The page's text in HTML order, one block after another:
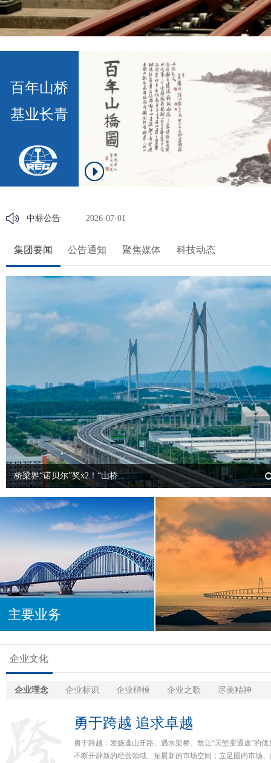
百年山桥
基业长青
中标公告 2026-07-01
关于长深高速公路LHK-GJG1标农... 2026-05-23
常泰过江通道工程项目CT-A6标段... 2026-04-14
招标公告 2026-03-13
2026-03-13
招标公告 2026-01-30
中标结果公示 2026-07-06
集团要闻 公告通知 聚焦媒体 科技动态
桥梁界“诺贝尔”奖x2！“山桥...
主要业务
企业文化
企业理念 企业标识 企业楷模 企业之歌 尽美精神
勇于跨越 追求卓越
勇于跨越：发扬逢山开路、遇水架桥、敢让“天堑变通途”的
不断开辟新的经营领域、拓展新的市场空间；立足国内市场